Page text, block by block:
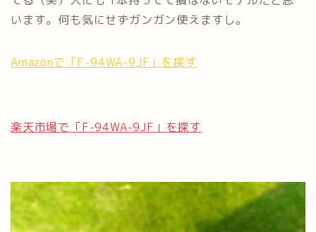
います。何も気にせずガンガン使えますし。
Amazonで「F-94WA-9JF」を探す
楽天市場で「F-94WA-9JF」を探す